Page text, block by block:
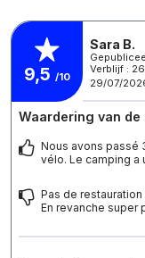
9,5 /10
Sara B.
Verblijf :
29/07/
Waardering van de
Nous avons passé
vélo. Le camping a
Pas de
En revanche super